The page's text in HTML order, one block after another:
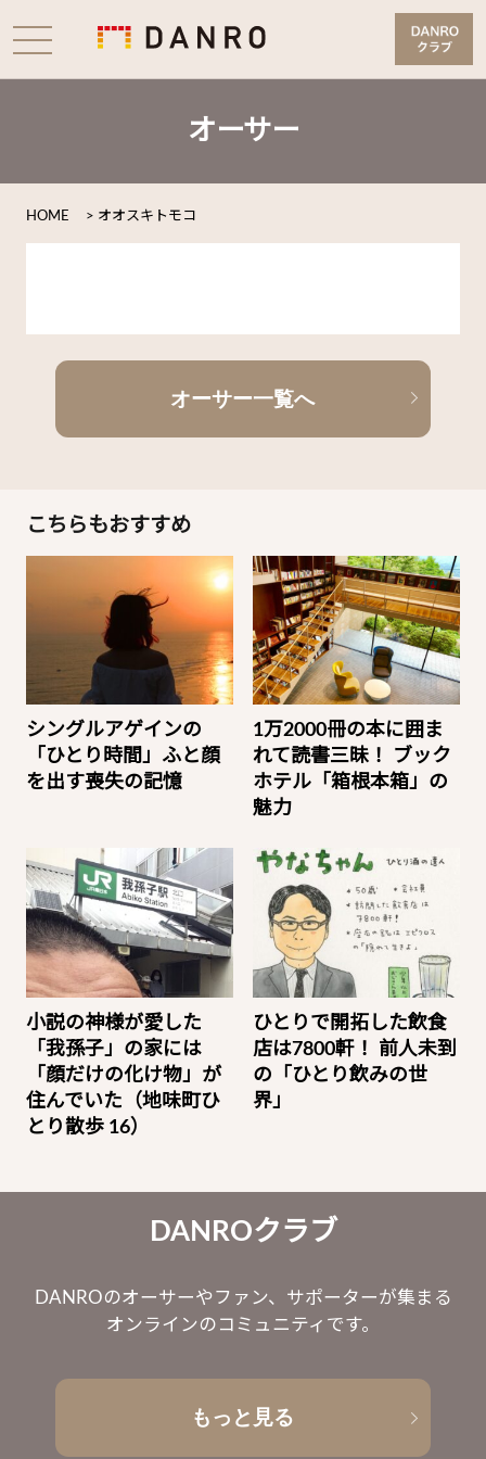
オーサー
HOME > オオスキトモコ
オーサー一覧へ
こちらもおすすめ
シングルアゲインの
「ひとり時間」ふと顔
を出す喪失の記憶
1万2000冊の本に囲ま
れて読書三昧！ ブック
ホテル「箱根本箱」の
魅力
小説の神様が愛した
「我孫子」の家には
「顔だけの化け物」が
住んでいた（地味町ひ
とり散歩 16）
ひとりで開拓した飲食
店は7800軒！ 前人未到
の「ひとり飲みの世
界」
DANROクラブ
DANROのオーサーやファン、サポーターが集まる
オンラインのコミュニティです。
もっと見る